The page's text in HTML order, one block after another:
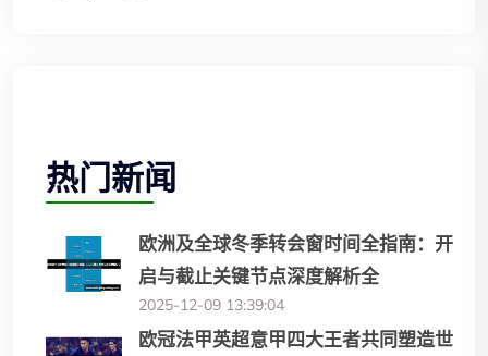
热门新闻
欧洲及全球冬季转会窗时间全指南：开
启与截止关键节点深度解析全
2025-12-09 13:39:04
欧冠法甲英超意甲四大王者共同塑造世